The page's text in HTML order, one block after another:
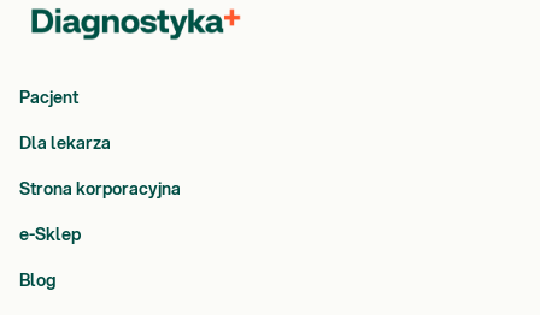
Pacjent
Dla lekarza
Strona korporacyjna
e-Sklep
Blog